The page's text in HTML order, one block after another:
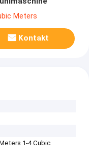
Meters
Kontakt
1-4 Cubic